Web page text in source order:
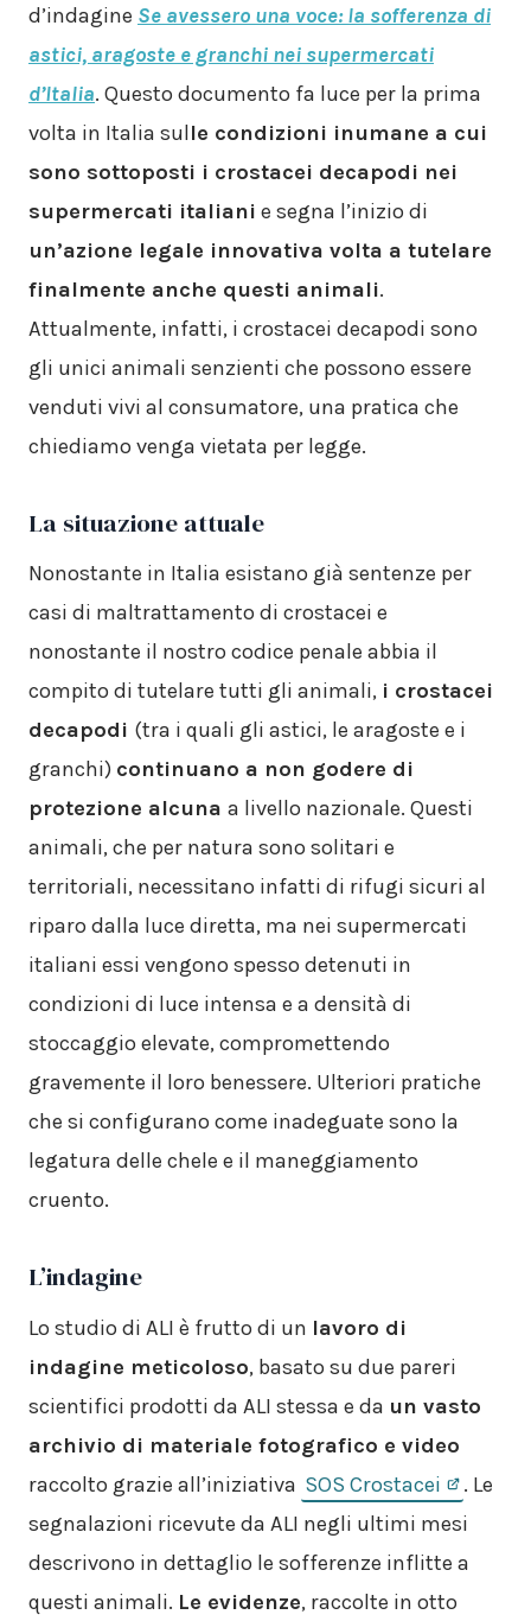
d’indagine Se avessero una voce: la sofferenza di
astici, aragoste e granchi nei supermercati
d’Italia. Questo documento fa luce per la prima
volta in Italia sulle condizioni inumane a cui
sono sottoposti i crostacei decapodi nei
supermercati italiani e segna l’inizio di
un’azione legale innovativa volta a tutelare
finalmente anche questi animali.
Attualmente, infatti, i crostacei decapodi sono
gli unici animali senzienti che possono essere
venduti vivi al consumatore, una pratica che
chiediamo venga vietata per legge.
La situazione attuale
Nonostante in Italia esistano già sentenze per
casi di maltrattamento di crostacei e
nonostante il nostro codice penale abbia il
compito di tutelare tutti gli animali, i crostacei
decapodi (tra i quali gli astici, le aragoste e i
granchi) continuano a non godere di
protezione alcuna a livello nazionale. Questi
animali, che per natura sono solitari e
territoriali, necessitano infatti di rifugi sicuri al
riparo dalla luce diretta, ma nei supermercati
italiani essi vengono spesso detenuti in
condizioni di luce intensa e a densità di
stoccaggio elevate, compromettendo
gravemente il loro benessere. Ulteriori pratiche
che si configurano come inadeguate sono la
legatura delle chele e il maneggiamento
cruento.
L’indagine
Lo studio di ALI è frutto di un lavoro di
indagine meticoloso, basato su due pareri
scientifici prodotti da ALI stessa e da un vasto
archivio di materiale fotografico e video
raccolto grazie all’iniziativa SOS Crostacei
. Le
segnalazioni ricevute da ALI negli ultimi mesi
descrivono in dettaglio le sofferenze inflitte a
questi animali. Le evidenze, raccolte in otto